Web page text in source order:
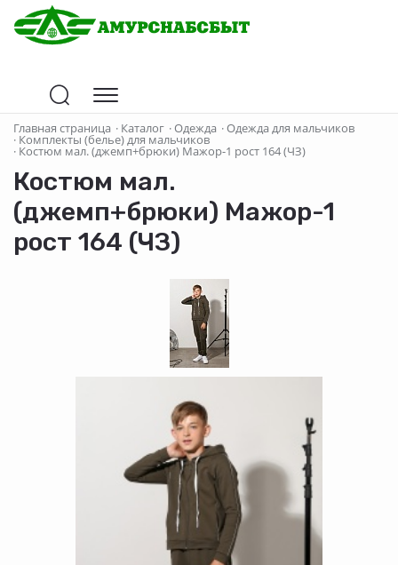
Главная страница · Каталог ·Одежда ·Одежда для мальчиков
· Комплекты (белье) для мальчиков
· Костюм мал. (джемп+брюки) Мажор-1 рост 164 (ЧЗ)
Костюм мал.
(джемп+брюки) Мажор-1
рост 164 (ЧЗ)